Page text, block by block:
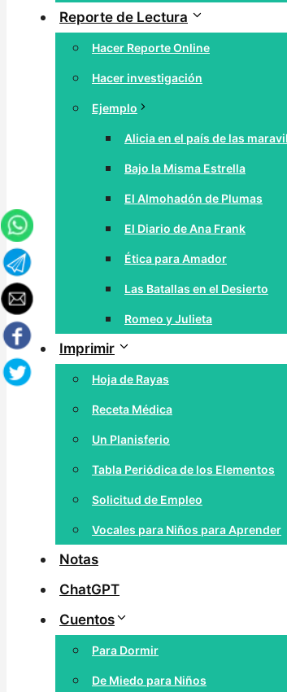
Reporte de Lectura
Hacer Reporte Online
Hacer investigación
Ejemplo
Alicia en el país de las
Bajo la Misma Estrella
El Almohadón de Plumas
El Diario de Ana Frank
Ética para Amador
Las Batallas en el Desierto
Romeo y Julieta
Imprimir
Hoja de Rayas
Receta Médica
Un Planisferio
Tabla Periódica de los Elementos
Solicitud de Empleo
Vocales para Niños para Aprender
Notas
ChatGPT
Cuentos
Para Dormir
De Miedo para Niños